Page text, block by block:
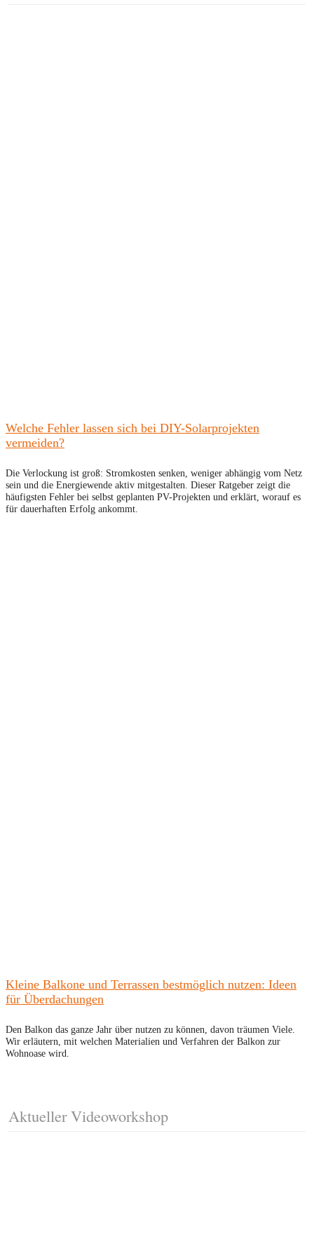
Welche Fehler lassen sich bei DIY-Solarprojekten
vermeiden?
Die Verlockung ist groß: Stromkosten senken, weniger abhängig vom Netz
sein und die Energiewende aktiv mitgestalten. Dieser Ratgeber zeigt die
häufigsten Fehler bei selbst geplanten PV-Projekten und erklärt, worauf es
für dauerhaften Erfolg ankommt.
Kleine Balkone und Terrassen bestmöglich nutzen: Ideen
für Überdachungen
Den Balkon das ganze Jahr über nutzen zu können, davon träumen Viele.
Wir erläutern, mit welchen Materialien und Verfahren der Balkon zur
Wohnoase wird.
Aktueller Videoworkshop